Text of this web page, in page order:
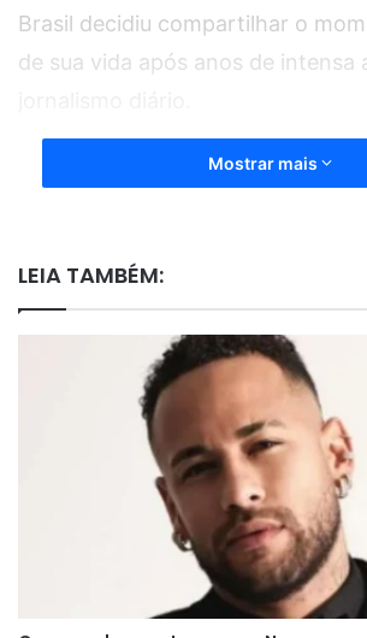
Brasil decidiu compartilhar o
de sua vida após anos de intensa
Mostrar mais
LEIA TAMBÉM: